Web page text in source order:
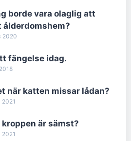
borde vara olaglig att
ålderdomshem?
2020
fängelse idag.
när katten missar lådan?
2021
är sämst?
2021